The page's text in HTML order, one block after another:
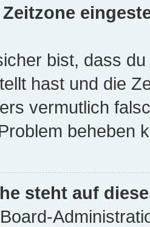
bist, dass
hast und die
vermutlich
beheben
steht auf